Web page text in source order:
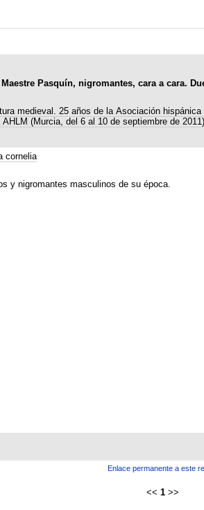
Pasquín, nigromantes, cara a cara.
medieval. 25 años de la Asociación
(Murcia, del 6 al 10 de septiembre de 2011)
cornelia
y nigromantes masculinos de su época.
Enlace permanente a este
<< 1 >>